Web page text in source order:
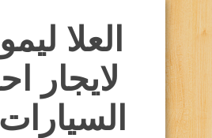
العلا
لايجار